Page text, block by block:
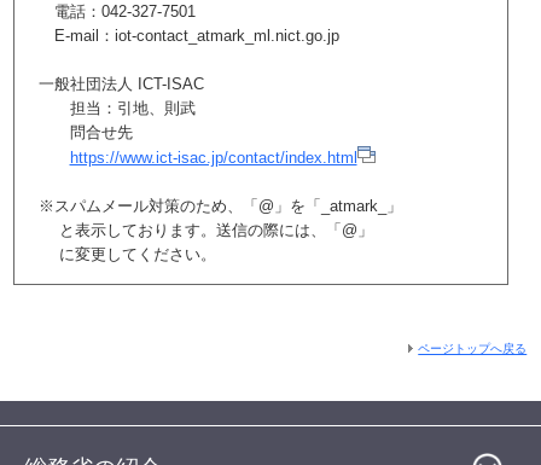
電話：042-327-7501
E-mail：iot-contact_atmark_ml.nict.go.jp
一般社団法人 ICT-ISAC
担当：引地、則武
問合せ先
https://www.ict-isac.jp/contact/index.html
※スパムメール対策のため、「@」を「_atmark_」
と表示しております。送信の際には、「@」
に変更してください。
ページトップへ戻る